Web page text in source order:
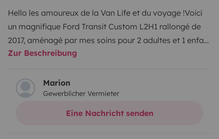
Hello les amoureux de la Van Life et du voyage !Voici
un magnifique Ford Transit Custom L2H1 rallongé de
2017, aménagé par mes soins pour 2 adultes et 1 enfant
maximum.Ce petit van chaleureux possède tout le
magnifiques endroits :
(130x210cm) avec un matelas Bultex et un lit suspendu
pour un enfant à installer à l'arrière du véhicule ou sur
Zur Beschreibung
Marion
Gewerblicher Vermieter
Eine Nachricht senden